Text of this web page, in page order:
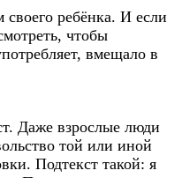
своего ребёнка. И если
чтобы
вмещало в
Даже взрослые люди
той или иной
Подтекст такой: я